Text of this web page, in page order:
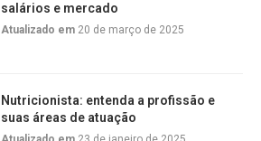
salários e mercado
Atualizado em 20 de março de 2025
Nutricionista: entenda a profissão e
suas áreas de atuação